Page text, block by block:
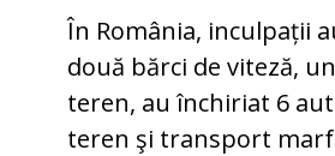
În România, inculpații
două bărci de viteză,
teren, au închiriat 6
teren şi transport